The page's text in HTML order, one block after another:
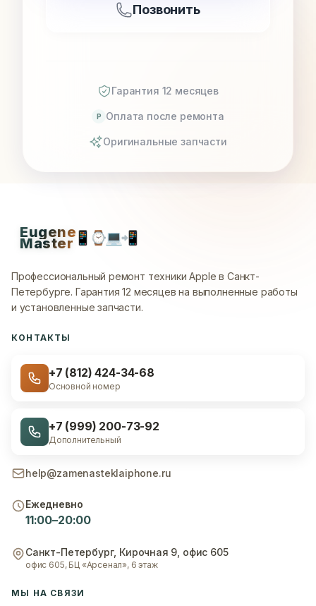
Позвонить
Гарантия 12 месяцев
P Оплата после ремонта
Оригинальные запчасти
Eugene
Master📱 ⌚💻📲
Профессиональный ремонт техники Apple в Санкт-
Петербурге. Гарантия 12 месяцев на выполненные работы
и установленные запчасти.
КОНТАКТЫ
+7 (812) 424-34-68
Основной номер
+7 (999) 200-73-92
Дополнительный
help@zamenasteklaiphone.ru
Ежедневно
11:00–20:00
Санкт-Петербург, Кирочная 9, офис 605
офис 605, БЦ «Арсенал», 6 этаж
МЫ НА СВЯЗИ